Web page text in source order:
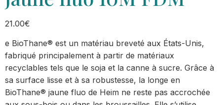
21.00€
e BioThane® est un matériau breveté aux États-Unis,
fabriqué principalement à partir de matériaux
recyclables tels que le soja et la canne à sucre. Grâce à
sa surface lisse et à sa robustesse, la longe en
BioThane® jaune fluo de Heim ne reste pas accrochée